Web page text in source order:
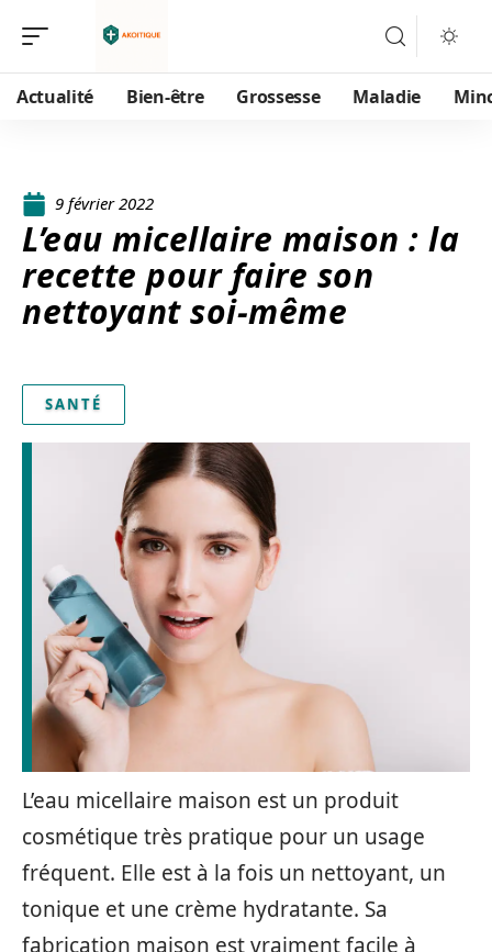
Actualité Bien-être Grossesse Maladie
9 février 2022
L’eau micellaire maison : la
recette pour faire son
nettoyant soi-même
SANTÉ
L’eau micellaire maison est un produit
cosmétique très pratique pour un usage
fréquent. Elle est à la fois un nettoyant, un
tonique et une crème hydratante. Sa
fabrication maison est vraiment facile à